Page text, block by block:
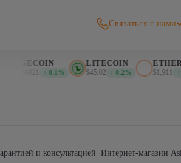
Связаться с нами
DOGECOIN
↑ 0.1%
LITECOIN
$45.02 ↑ 0.2% $1,911 ↑
и консультацией Интернет-магазин